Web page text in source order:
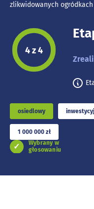
zlikwidowanych
Etap projektu:
4 z 4
Wybrany w
głosowaniu
osiedlowy
1 000 000 zł